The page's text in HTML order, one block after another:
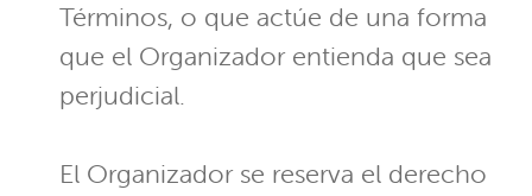
Términos, o que actúe de una forma
que el Organizador entienda que sea
perjudicial.
El Organizador se reserva el derecho